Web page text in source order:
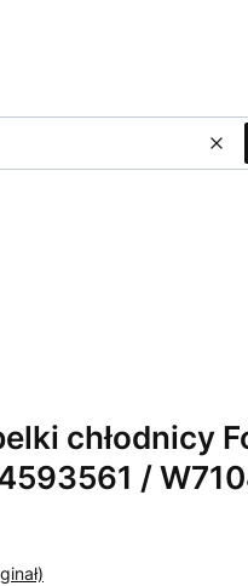
chłodnicy
/